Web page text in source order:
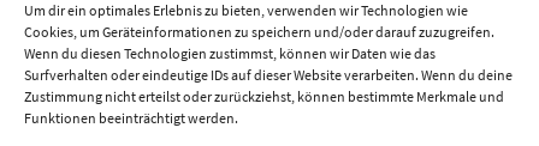
Um dir ein optimales Erlebnis zu bieten, verwenden wir Technologien wie
Cookies, um Geräteinformationen zu speichern und/oder darauf zuzugreifen.
Wenn du diesen Technologien zustimmst, können wir Daten wie das
Surfverhalten oder eindeutige IDs auf dieser Website verarbeiten. Wenn du deine
Zustimmung nicht erteilst oder zurückziehst, können bestimmte Merkmale und
Funktionen beeinträchtigt werden.